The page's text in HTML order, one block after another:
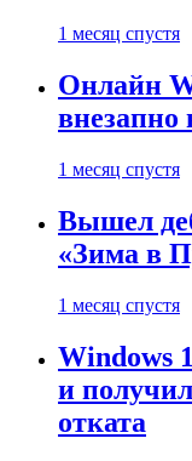
1 месяц спустя
Онлайн
внезапно
1 месяц спустя
Вышел
«Зима в
1 месяц спустя
Windows
и
отката